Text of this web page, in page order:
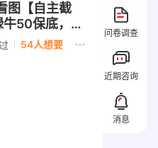
图【自主截
50保底，高
54人想要
问卷调查
近期咨询
消息